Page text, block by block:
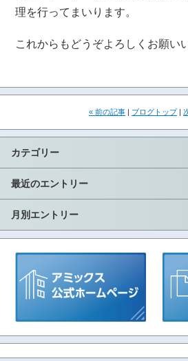
理を行ってまいります。
これからもどうぞよろしくお願い
« 前の記事 ブログトップ|
カテゴリー
最近のエントリー
月別エントリー